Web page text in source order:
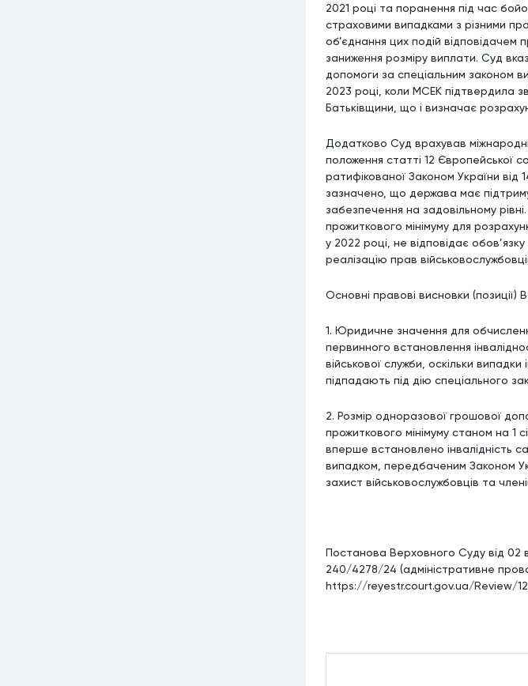
2021 році та поранення під час
страховими випадками з різними
об’єднання цих подій відповідачем
заниження розміру виплати. Суд
допомоги за спеціальним законом
2023 році, коли МСЕК підтвердила
Батьківщини, що і визначає
Додатково Суд врахував
положення статті 12 Європейської
ратифікованої Законом України
зазначено, що держава має
забезпечення на задовільному
прожиткового мінімуму для
у 2022 році, не відповідає
реалізацію прав
Основні правові висновки (позиції)
1. Юридичне значення для
первинного встановлення
військової служби, оскільки
підпадають під дію спеціального
2. Розмір одноразової грошової
прожиткового мінімуму станом на 1
вперше встановлено інвалідність
випадком, передбаченим Законом
захист військовослужбовців та
Постанова Верховного Суду від 02
240/4278/24 (адміністративне
https://reyestr.court.gov.ua/Review/